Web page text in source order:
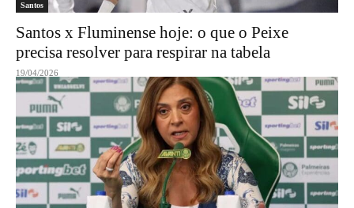
Santos
Santos x Fluminense hoje: o que o Peixe
precisa resolver para respirar na tabela
19/04/2026